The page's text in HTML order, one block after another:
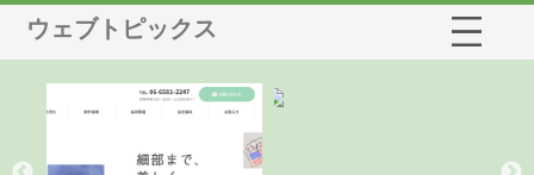
ウェブトピックス